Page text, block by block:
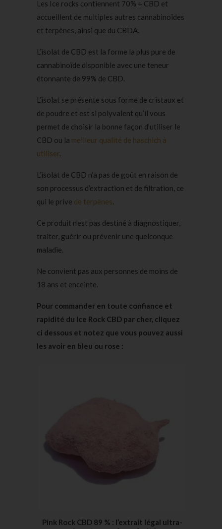
Les Ice rocks contiennent 70% + CBD et
accueillent de multiples autres cannabinoïdes
et terpènes, ainsi que du CBDA.
L’isolat de CBD est la forme la plus pure de
cannabinoïde disponible avec une teneur
étonnante de 99% de CBD.
L’isolat se présente sous forme de cristaux et
de poudre et est si polyvalent qu’il vous
permet de choisir la bonne façon d’utiliser le
CBD ou la meilleur qualité de haschich à
utiliser.
L’isolat de CBD n’a pas de goût en raison de
son processus d’extraction et de filtration, ce
qui le prive de terpènes.
Ce produit n’est pas destiné à diagnostiquer,
traiter, guérir ou prévenir une quelconque
maladie.
Ne convient pas aux personnes de moins de
18 ans et enceinte.
Pour commander en toute confiance et
rapidité du Ice Rock CBD par cher, cliquez
ci dessous et notez que vous pouvez aussi
les avoir en bleu ou rose :
Pink Rock CBD 89 % : l’extrait légal ultra-